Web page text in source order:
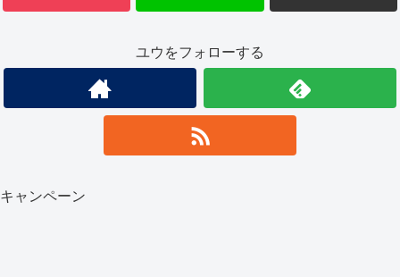
ユウをフォローする
キャンペーン